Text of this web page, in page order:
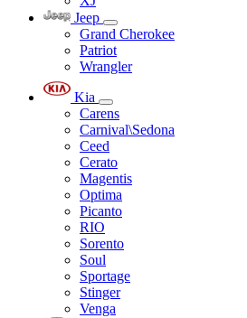
Jeep
Grand Cherokee
Patriot
Wrangler
Kia
Carens
Carnival\Sedona
Ceed
Cerato
Magentis
Optima
Picanto
RIO
Sorento
Soul
Sportage
Stinger
Venga